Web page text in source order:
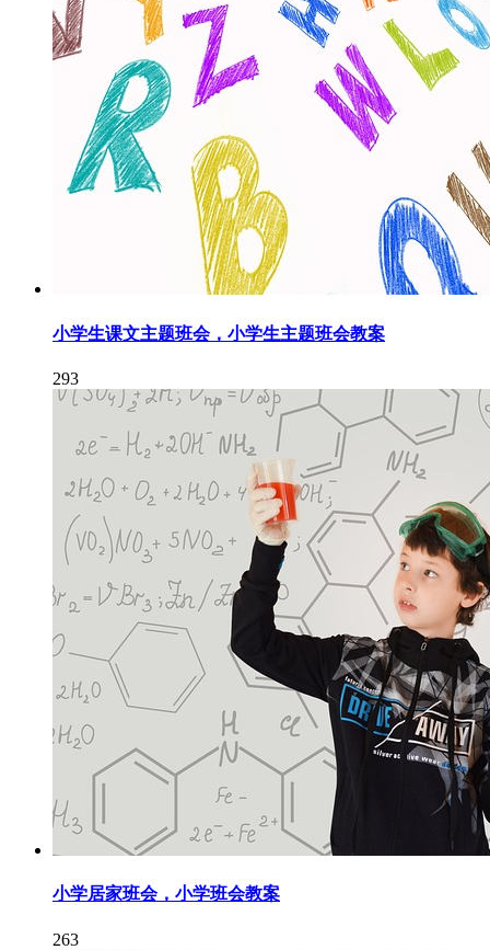
小学生课文主题班会，小学生主题班会教案
293
小学居家班会，小学班会教案
263